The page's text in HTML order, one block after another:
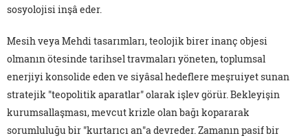
sosyolojisi inşâ eder.
Mesih veya Mehdi tasarımları, teolojik birer inanç objesi
olmanın ötesinde tarihsel travmaları yöneten, toplumsal
enerjiyi konsolide eden ve siyâsal hedeflere meşruiyet sunan
stratejik "teopolitik aparatlar" olarak işlev görür. Bekleyişin
kurumsallaşması, mevcut krizle olan bağı kopararak
sorumluluğu bir "kurtarıcı an"a devreder. Zamanın pasif bir